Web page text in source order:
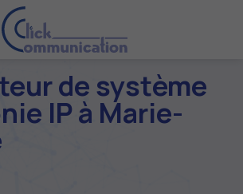
de système
IP à Marie-